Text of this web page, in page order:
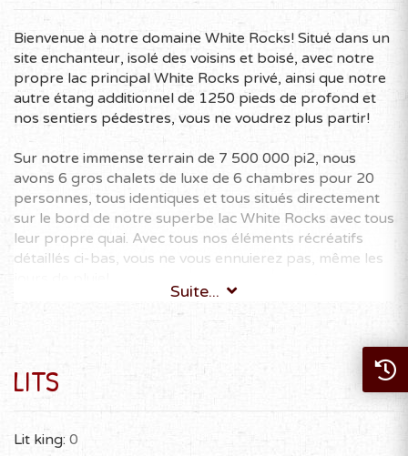
Bienvenue à notre domaine White Rocks! Situé dans un
site enchanteur, isolé des voisins et boisé, avec notre
propre lac principal White Rocks privé, ainsi que notre
autre étang additionnel de 1250 pieds de profond et
nos sentiers pédestres, vous ne voudrez plus partir!
Sur notre immense terrain de 7 500 000 pi2, nous
avons 6 gros chalets de luxe de 6 chambres pour 20
personnes, tous identiques et tous situés directement
sur le bord de notre superbe lac White Rocks avec tous
leur propre quai. Avec tous nos éléments récréatifs
détaillés ci-bas, vous ne vous ennuierez pas, même les
Visitez notre site web: www.domainewhiterocks.com
* 6 grandes chambres fermées
Suite...
LITS
Lit king: 0